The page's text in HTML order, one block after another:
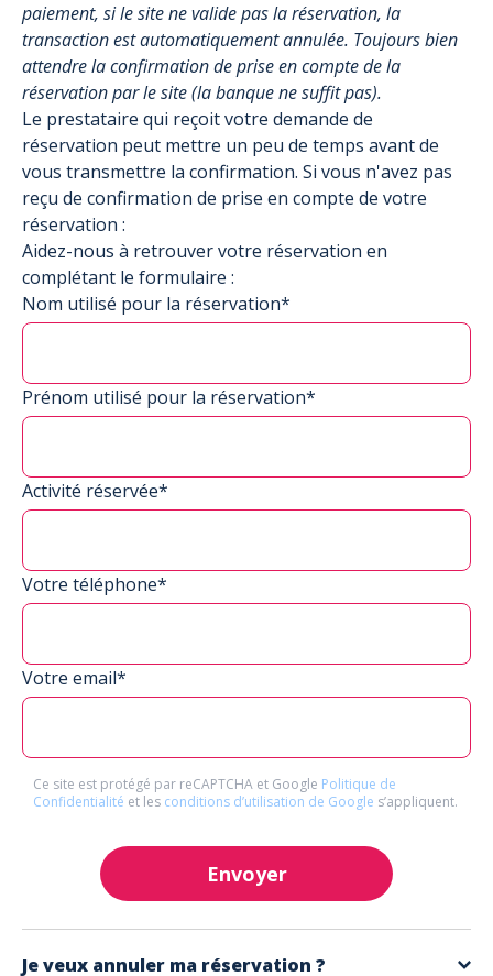
paiement, si le site ne valide pas la réservation, la
transaction est automatiquement annulée. Toujours bien
attendre la confirmation de prise en compte de la
réservation par le site (la banque ne suffit pas).
Le prestataire qui reçoit votre demande de
réservation peut mettre un peu de temps avant de
vous transmettre la confirmation. Si vous n'avez pas
reçu de confirmation de prise en compte de votre
réservation :
Aidez-nous à retrouver votre réservation en
complétant le formulaire :
Nom utilisé pour la réservation*
Prénom utilisé pour la réservation*
Activité réservée*
Votre téléphone*
Votre email*
Ce site est protégé par reCAPTCHA et Google Politique de
Confidentialité et les conditions d’utilisation de Google s’appliquent.
Envoyer
Je veux annuler ma réservation ?